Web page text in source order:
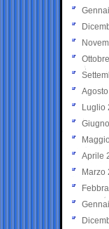
Luglio
Aprile
Marzo